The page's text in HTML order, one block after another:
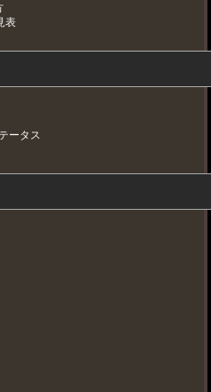
表
ータス